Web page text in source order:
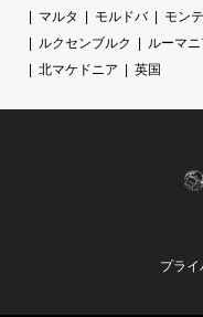
マルタ
モルドバ モン
ルクセンブルク
ルーマニ
北マケドニア
英国
プラ